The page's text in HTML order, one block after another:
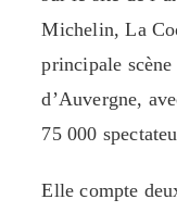
Michelin, La
principale
d’Auvergne,
75 000
Elle compte